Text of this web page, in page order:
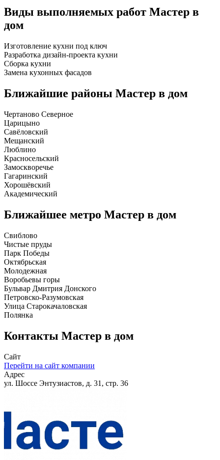
Виды выполняемых работ Мастер в
дом
Изготовление кухни под ключ
Разработка дизайн-проекта кухни
Сборка кухни
Замена кухонных фасадов
Ближайшие районы Мастер в дом
Чертаново Северное
Царицыно
Савёловский
Мещанский
Люблино
Красносельский
Замоскворечье
Гагаринский
Хорошёвский
Академический
Ближайшее метро Мастер в дом
Свиблово
Чистые пруды
Парк Победы
Октябрьская
Молодежная
Воробьевы горы
Бульвар Дмитрия Донского
Петровско-Разумовская
Улица Старокачаловская
Полянка
Контакты Мастер в дом
Сайт
Перейти на сайт компании
Адрес
ул. Шоссе Энтузиастов, д. 31, стр. 36